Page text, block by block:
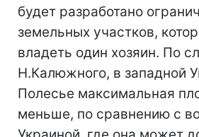
будет разработано
земельных участков,
владеть один хозяин. По
Н.Калюжного, в западной
Полесье максимальная
меньше, по сравнению с